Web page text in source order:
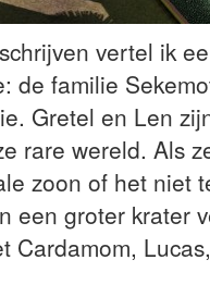
vertel ik
de familie
Gretel en Len
rare wereld. Als
zoon of het niet
een groter krater
Cardamom,